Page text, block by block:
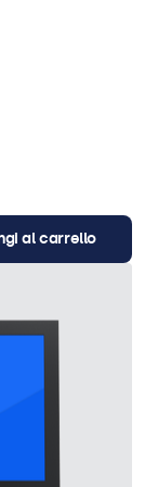
al carrello